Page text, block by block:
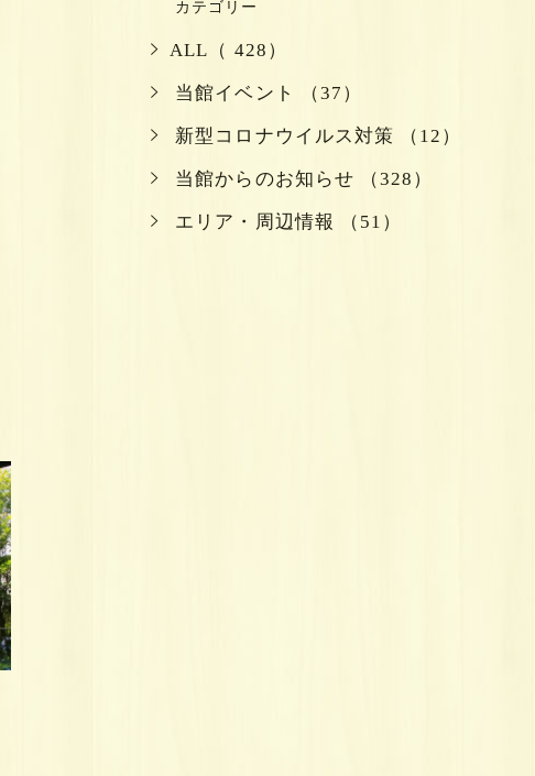
カテゴリー
ALL（ 428）
当館イベント （37）
新型コロナウイルス対策 （12）
当館からのお知らせ （328）
エリア・周辺情報 （51）